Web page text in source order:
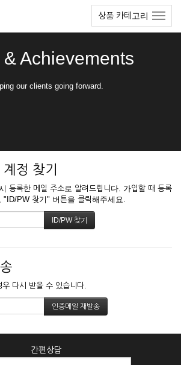
상품 카테고리
Achievements
our clients going forward.
정 찾기
등록한 메일 주소로 알려드립니다. 가입할 때 등록
"ID/PW 찾기" 버튼을 클릭해주세요.
다시 받을 수 있습니다.
간편상담